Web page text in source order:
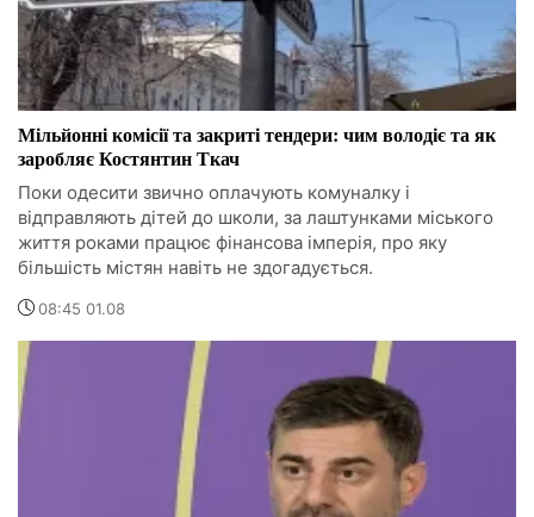
Мільйонні комісії та закриті тендери: чим володіє та як
заробляє Костянтин Ткач
Поки одесити звично оплачують комуналку і
відправляють дітей до школи, за лаштунками міського
життя роками працює фінансова імперія, про яку
більшість містян навіть не здогадується.
08:45 01.08